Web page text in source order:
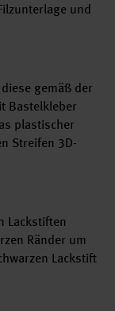
und
gemäß der
Bastelkleber
plastischer
Streifen 3D-
Lackstiften
Ränder um
Lackstift